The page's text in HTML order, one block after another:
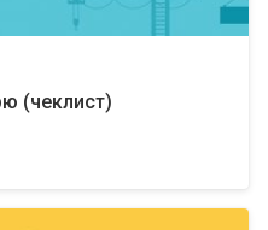
(чеклист)